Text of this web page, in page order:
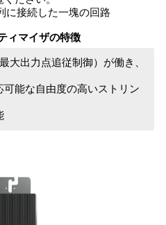
に接続した一塊の回路
ィマイザの特徴
大出力点追従制御）が働き、
能な自由度の高いストリン